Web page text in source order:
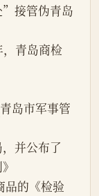
”接管伪青岛
青岛商检
青岛市军事管
并公布了
品的《检验